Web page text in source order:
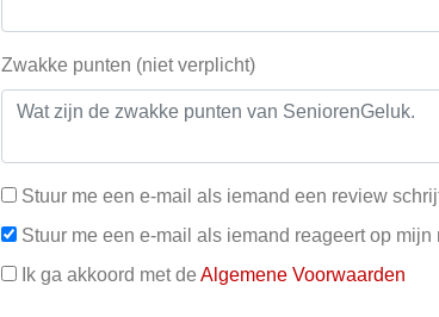
Zwakke punten (niet verplicht)
Stuur me een e-mail als iemand een review
Stuur me een e-mail als iemand reageert op mijn
Ik ga akkoord met de Algemene Voorwaarden